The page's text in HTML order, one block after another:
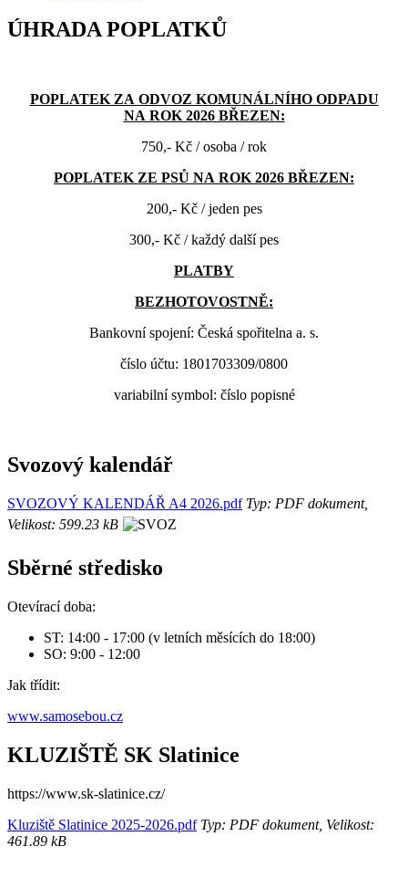
ÚHRADA POPLATKŮ
POPLATEK ZA ODVOZ KOMUNÁLNÍHO ODPADU
NA ROK 2026 BŘEZEN:
750,- Kč / osoba / rok
POPLATEK ZE PSŮ NA ROK 2026 BŘEZEN:
200,- Kč / jeden pes
300,- Kč / každý další pes
PLATBY
BEZHOTOVOSTNĚ:
Bankovní spojení: Česká spořitelna a. s.
číslo účtu: 1801703309/0800
variabilní symbol: číslo popisné
Svozový kalendář
SVOZOVÝ KALENDÁŘ A4 2026.pdfTyp: PDF dokument,
Velikost: 599.23 kB
Sběrné středisko
Otevírací doba:
ST: 14:00 - 17:00 (v letních měsících do 18:00)
SO: 9:00 - 12:00
Jak třídit:
www.samosebou.cz
KLUZIŠTĚ SK Slatinice
https://www.sk-slatinice.cz/
Kluziště Slatinice 2025-2026.pdfTyp: PDF dokument, Velikost:
461.89 kB